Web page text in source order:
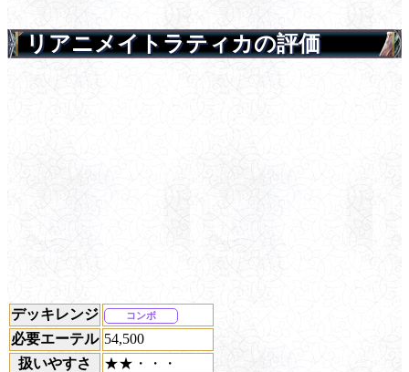
リアニメイトラティカの評価
デッキレンジ コンボ
必要エーテル 54,500
扱いやすさ
★★・・・